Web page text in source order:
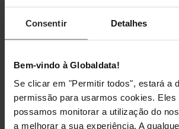
Consentir Detalhes
Bem-vindo à Globaldata!
Se clicar em "Permitir todos", estará a
permissão para usarmos cookies.
possamos monitorar a utilização do
a melhorar a sua experiência. A
Largura 77 mm
Altura 12 mm
Peso 50 g